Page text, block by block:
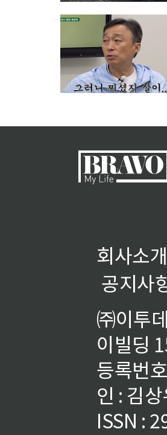
회사소개
공지사
㈜이투
이빌딩
등록번
인 : 김
ISSN :